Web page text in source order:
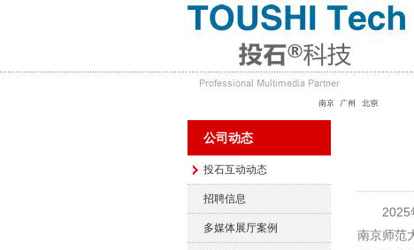
公司动态
投石互动动态
招聘信息
多媒体展厅案例
2025年
南京师范